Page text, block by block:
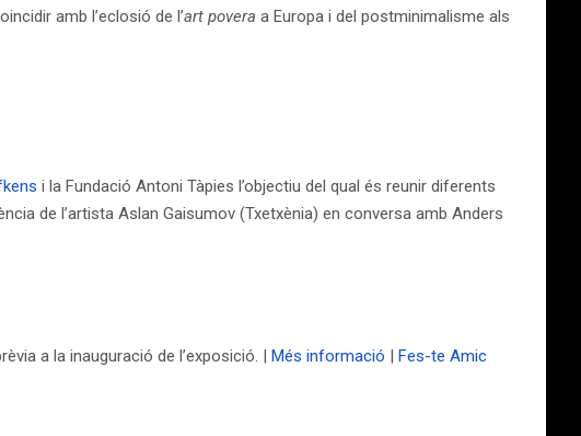
amb l’eclosió de l’​art povera a Europa i del postminimalisme als
i la Fundació Antoni Tàpies l’objectiu del qual és reunir diferents
de l’artista Aslan Gaisumov (Txetxènia) en conversa amb Anders
a la inauguració de l’exposició. | Més informació | Fes-te Amic